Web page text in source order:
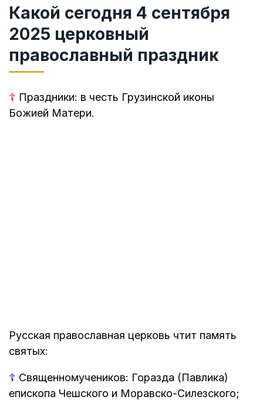
Какой сегодня 4 сентября
2025 церковный
православный праздник
☦ Праздники: в честь Грузинской иконы
Божией Матери.
Русская православная церковь чтит память
святых:
☦ Священномучеников: Горазда (Павлика)
епископа Чешского и Моравско-Силезского;